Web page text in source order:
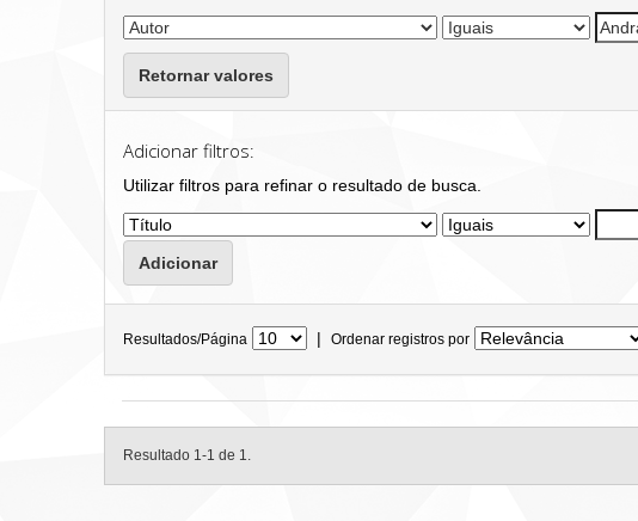
Retornar valores
Adicionar filtros:
Utilizar filtros para refinar o resultado de busca.
Resultados/Página | Ordenar registros por
Resultado 1-1 de 1.